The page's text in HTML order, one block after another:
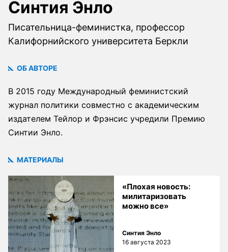
Синтия Энло
Писательница-феминистка, профессор
Калифорнийского университета Беркли
ОБ АВТОРЕ
В 2015 году Международный феминистский
журнал политики совместно с академическим
издателем Тейлор и Фрэнсис учредили Премию
Синтии Энло.
МАТЕРИАЛЫ
«Плохая новость:
милитаризовать
можно все»
Синтия Энло
16 августа 2023